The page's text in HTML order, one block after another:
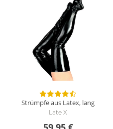
Strümpfe aus Latex, lang
Late X